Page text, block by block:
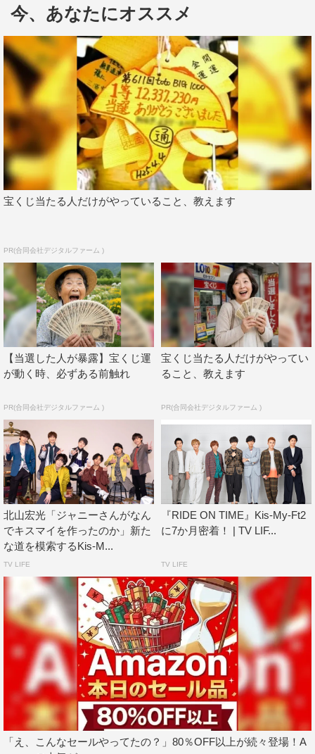
仕事に向き合うこの姿勢の原点には、デビュー前の苦い
記憶があった。「後輩が先にデビューしたときは精神的に
も結構しんどかった。でも結果、それがバネになって腐ら
ずにできた。さらに火が付いた」と当時を振り返る。
北山宏光は主演舞台に挑んでいた。演じたのは、仮想空
間で起きる犯罪を取り締まる捜査官という難しい役。共演
のベテラン俳優たちの胸を借り、一つ一つのせりふを納得
いくまで議論する。
グループであることを何よりも大切にする北山は「個人
人で、どうやったら人気になるかなって考えてCDデビュ
ーできて、東京ドームでできるようになって、バラエティ
もみんなでやってて。めっちゃやりがいあるじゃん」と7
人の歩んだ歴史を語る。
藤ヶ谷太輔は初めてのミュージカルに挑んだ。多くの女
性を魅了する男が真実の愛を知る物語で、主人公ドン・ジ
ヶ谷。さらに、フラメンコにも挑まなくてはならない。
藤ヶ谷は「全部が難しい、初めてなので」と厳しい稽古
を重ねる。迎えた千秋楽のカーテンコール、藤ヶ谷は観客
の前で感極まって涙をこぼした。この舞台が始まる前に大
切な人を亡くしていた。「ジャニーさんはミュージカルが
大好きだったから。亡くなってしまったのが稽古期間でど
うしようかなと思ったけど、ジャニーさんはよく“Show
とができた」「怖かったですね。でもジャニーさんが見守
ってくれているんだろうなってずっと思っていたので。耐
えて耐えて逃げずに挑戦してよかった」と語った。
藤ヶ谷はグループについて「王道のジャニーズで全員が
王子様みたいな、そんなグループでもないですし」と語
る。デビュー以来バラエティ番組で地道に人気を獲得して
きた7人。
横尾渉、宮田俊哉、二階堂高嗣、千賀健永は「舞祭組」
今、あなたにオススメ
宝くじ当たる人だけがやっていること、教えます
PR(合同会社デジタルファーム )
【当選した人が暴露】宝くじ運
が動く時、必ずある前触れ
PR(合同会社デジタルファーム )
宝くじ当たる人だけがやってい
ること、教えます
PR(合同会社デジタルファーム )
北山宏光「ジャニーさんがなん
でキスマイを作ったのか」新た
な道を模索するKis-M...
TV LIFE
『RIDE ON TIME』Kis-My-Ft2
に7か月密着！ | TV LIF...
TV LIFE
「え、こんなセールやってたの？」80％OFF以上が続々登場！A